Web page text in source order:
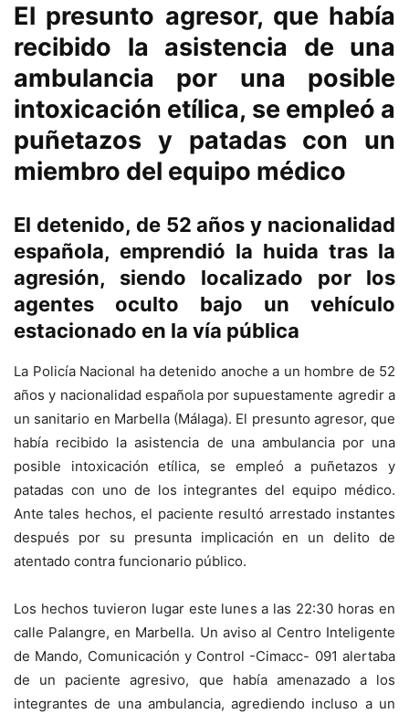
El presunto agresor, que había
recibido la asistencia de una
ambulancia por una posible
intoxicación etílica, se empleó a
puñetazos y patadas con un
miembro del equipo médico
El detenido, de 52 años y nacionalidad
española, emprendió la huida tras la
agresión, siendo localizado por los
agentes oculto bajo un vehículo
estacionado en la vía pública
La Policía Nacional ha detenido anoche a un hombre de 52
años y nacionalidad española por supuestamente agredir a
un sanitario en Marbella (Málaga). El presunto agresor, que
había recibido la asistencia de una ambulancia por una
posible intoxicación etílica, se empleó a puñetazos y
patadas con uno de los integrantes del equipo médico.
Ante tales hechos, el paciente resultó arrestado instantes
después por su presunta implicación en un delito de
atentado contra funcionario público.
Los hechos tuvieron lugar este lunes a las 22:30 horas en
calle Palangre, en Marbella. Un aviso al Centro Inteligente
de Mando, Comunicación y Control -Cimacc- 091 alertaba
de un paciente agresivo, que había amenazado a los
integrantes de una ambulancia, agrediendo incluso a un